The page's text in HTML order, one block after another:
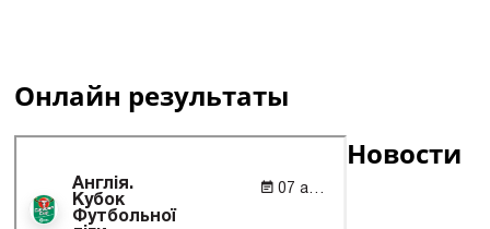
Онлайн результаты
Новости